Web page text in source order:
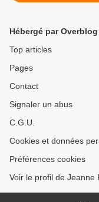
Hébergé par Overblog
Top articles
Pages
Contact
Signaler un abus
C.G.U.
Cookies et données
Préférences cookies
Voir le profil de Jeanne